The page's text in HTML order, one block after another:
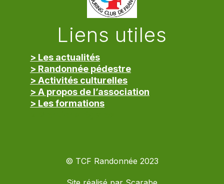
Liens utiles
> Les actualités
> Randonnée pédestre
> Activités culturelles
> A propos de l’association
> Les formations
© TCF Randonnée 2023